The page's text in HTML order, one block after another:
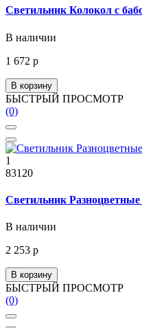
Светильник Колокол с
В наличии
1 672 р
В корзину
БЫСТРЫЙ ПРОСМОТР
(0)
1
83120
Светильник
В наличии
2 253 р
В корзину
БЫСТРЫЙ ПРОСМОТР
(0)